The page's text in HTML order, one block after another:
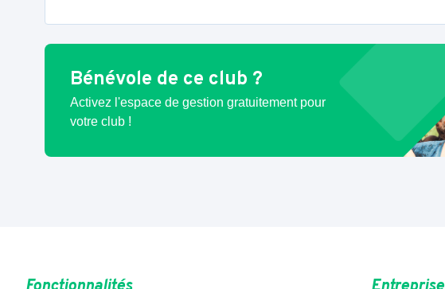
Bénévole de ce club ?
Activez l'espace de gestion gratuitement pour
votre club !